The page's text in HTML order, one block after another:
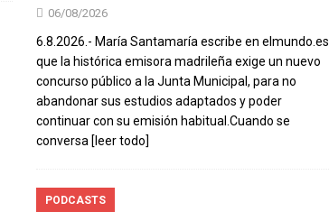
06/08/2026
6.8.2026.- María Santamaría escribe en elmundo.es
que la histórica emisora madrileña exige un nuevo
concurso público a la Junta Municipal, para no
abandonar sus estudios adaptados y poder
continuar con su emisión habitual.Cuando se
conversa [leer todo]
PODCASTS